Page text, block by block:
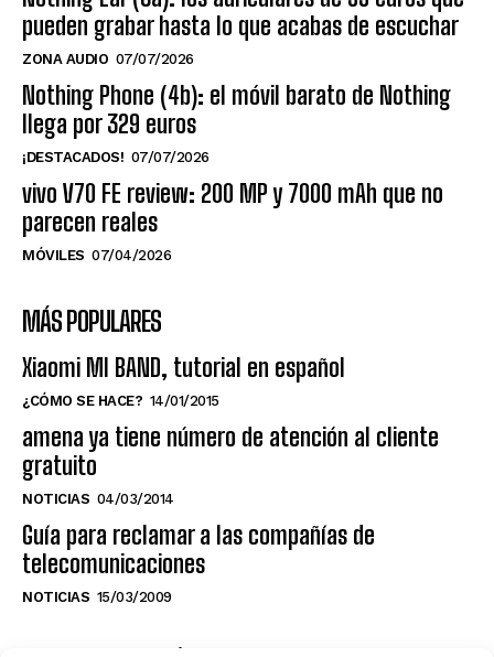
pueden grabar hasta lo que acabas de escuchar
ZONA AUDIO 07/07/2026
Nothing Phone (4b): el móvil barato de Nothing
llega por 329 euros
¡DESTACADOS! 07/07/2026
vivo V70 FE review: 200 MP y 7000 mAh que no
parecen reales
MÓVILES 07/04/2026
MÁS POPULARES
Xiaomi MI BAND, tutorial en español
¿CÓMO SE HACE? 14/01/2015
amena ya tiene número de atención al cliente
gratuito
NOTICIAS 04/03/2014
Guía para reclamar a las compañías de
telecomunicaciones
NOTICIAS 15/03/2009